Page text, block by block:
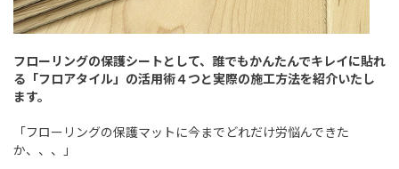
フローリングの保護シートとして、誰でもかんたんでキレイに貼れ
る「フロアタイル」の活用術４つと実際の施工方法を紹介いたし
ます。
「フローリングの保護マットに今までどれだけ労悩んできた
か、、、」